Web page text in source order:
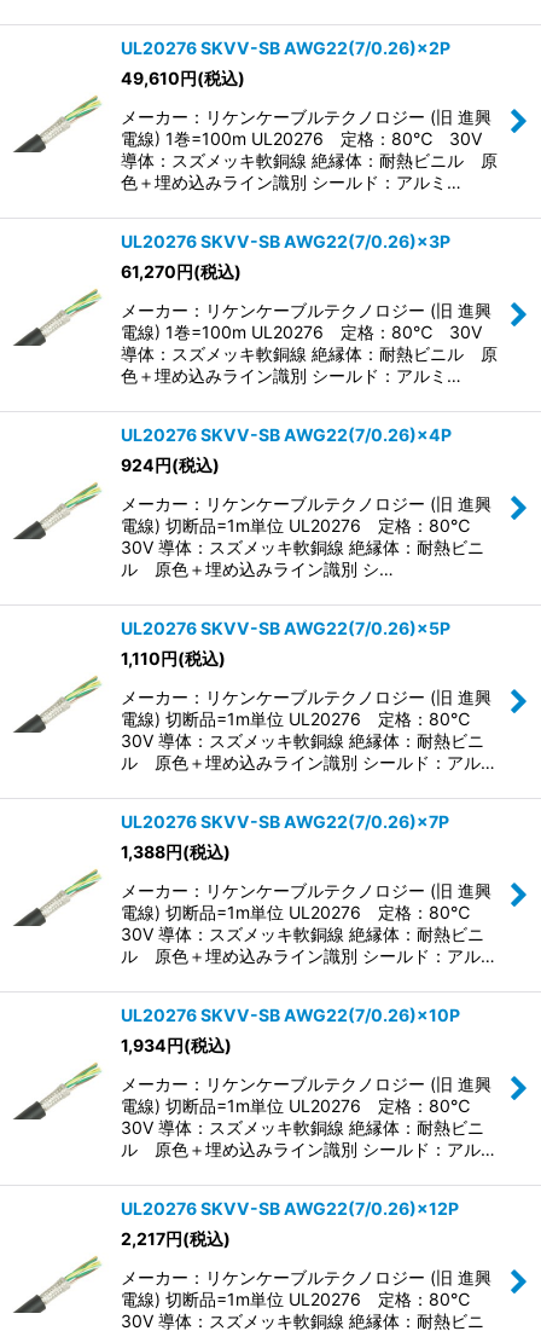
UL20276 SKVV-SB AWG22(7/0.26)×2P
49,610円(税込)
メーカー：リケンケーブルテクノロジー (旧 進興
電線) 1巻=100m UL20276 定格：80℃ 30V
導体：スズメッキ軟銅線 絶縁体：耐熱ビニル 原
色＋埋め込みライン識別 シールド：アルミ…
UL20276 SKVV-SB AWG22(7/0.26)×3P
61,270円(税込)
メーカー：リケンケーブルテクノロジー (旧 進興
電線) 1巻=100m UL20276 定格：80℃ 30V
導体：スズメッキ軟銅線 絶縁体：耐熱ビニル 原
色＋埋め込みライン識別 シールド：アルミ…
UL20276 SKVV-SB AWG22(7/0.26)×4P
924円(税込)
メーカー：リケンケーブルテクノロジー (旧 進興
電線) 切断品=1m単位 UL20276 定格：80℃
30V 導体：スズメッキ軟銅線 絶縁体：耐熱ビニ
ル 原色＋埋め込みライン識別 シ…
UL20276 SKVV-SB AWG22(7/0.26)×5P
1,110円(税込)
メーカー：リケンケーブルテクノロジー (旧 進興
電線) 切断品=1m単位 UL20276 定格：80℃
30V 導体：スズメッキ軟銅線 絶縁体：耐熱ビニ
ル 原色＋埋め込みライン識別 シールド：アル…
UL20276 SKVV-SB AWG22(7/0.26)×7P
1,388円(税込)
メーカー：リケンケーブルテクノロジー (旧 進興
電線) 切断品=1m単位 UL20276 定格：80℃
30V 導体：スズメッキ軟銅線 絶縁体：耐熱ビニ
ル 原色＋埋め込みライン識別 シールド：アル…
UL20276 SKVV-SB AWG22(7/0.26)×10P
1,934円(税込)
メーカー：リケンケーブルテクノロジー (旧 進興
電線) 切断品=1m単位 UL20276 定格：80℃
30V 導体：スズメッキ軟銅線 絶縁体：耐熱ビニ
ル 原色＋埋め込みライン識別 シールド：アル…
UL20276 SKVV-SB AWG22(7/0.26)×12P
2,217円(税込)
メーカー：リケンケーブルテクノロジー (旧 進興
電線) 切断品=1m単位 UL20276 定格：80℃
30V 導体：スズメッキ軟銅線 絶縁体：耐熱ビニ